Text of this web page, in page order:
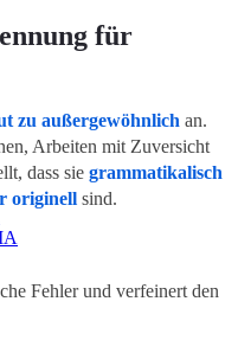
für
zu außergewöhnlich an.
Arbeiten mit Zuversicht
dass sie grammatikalisch
originell sind.
Fehler und verfeinert den